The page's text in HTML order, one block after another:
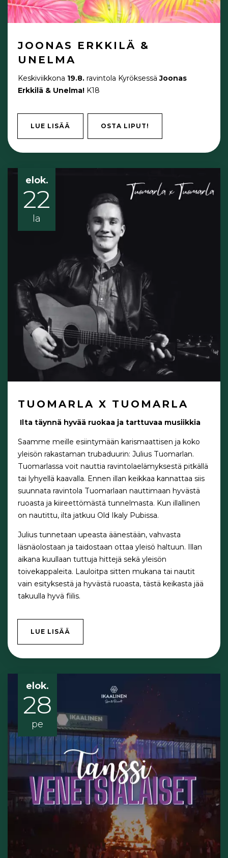
JOONAS ERKKILÄ &
UNELMA
Keskiviikkona 19.8. ravintola KyröksessäJoonas
Erkkilä & Unelma! K18
LUE LISÄÄ OSTA LIPUT!
elok.
22
la
TUOMARLA X TUOMARLA
Ilta täynnä hyvää ruokaa ja tarttuvaa musiikkia
Saamme meille esiintymään karismaattisen ja koko
yleisön rakastaman trubaduurin: Julius Tuomarlan.
Tuomarlassa voit nauttia ravintolaelämyksestä pitkällä
tai lyhyellä kaavalla. Ennen illan keikkaa kannattaa siis
suunnata ravintola Tuomarlaan nauttimaan hyvästä
ruoasta ja kiireettömästä tunnelmasta. Kun illallinen
on nautittu, ilta jatkuu Old Ikaly Pubissa.
Julius tunnetaan upeasta äänestään, vahvasta
läsnäolostaan ja taidostaan ottaa yleisö haltuun. Illan
aikana kuullaan tuttuja hittejä sekä yleisön
toivekappaleita. Lauloitpa sitten mukana tai nautit
vain esityksestä ja hyvästä ruoasta, tästä keikasta jää
takuulla hyvä fiilis.
LUE LISÄÄ
elok.
28
pe